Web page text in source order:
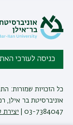
כניסה לעורכי
כל הזכויות שמורות:
03-7384047 |
יצירת